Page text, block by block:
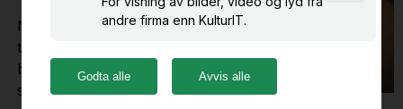
Nomenklatur er
terminologien i et
bestemt fag. Det er en
systematisk oversikt